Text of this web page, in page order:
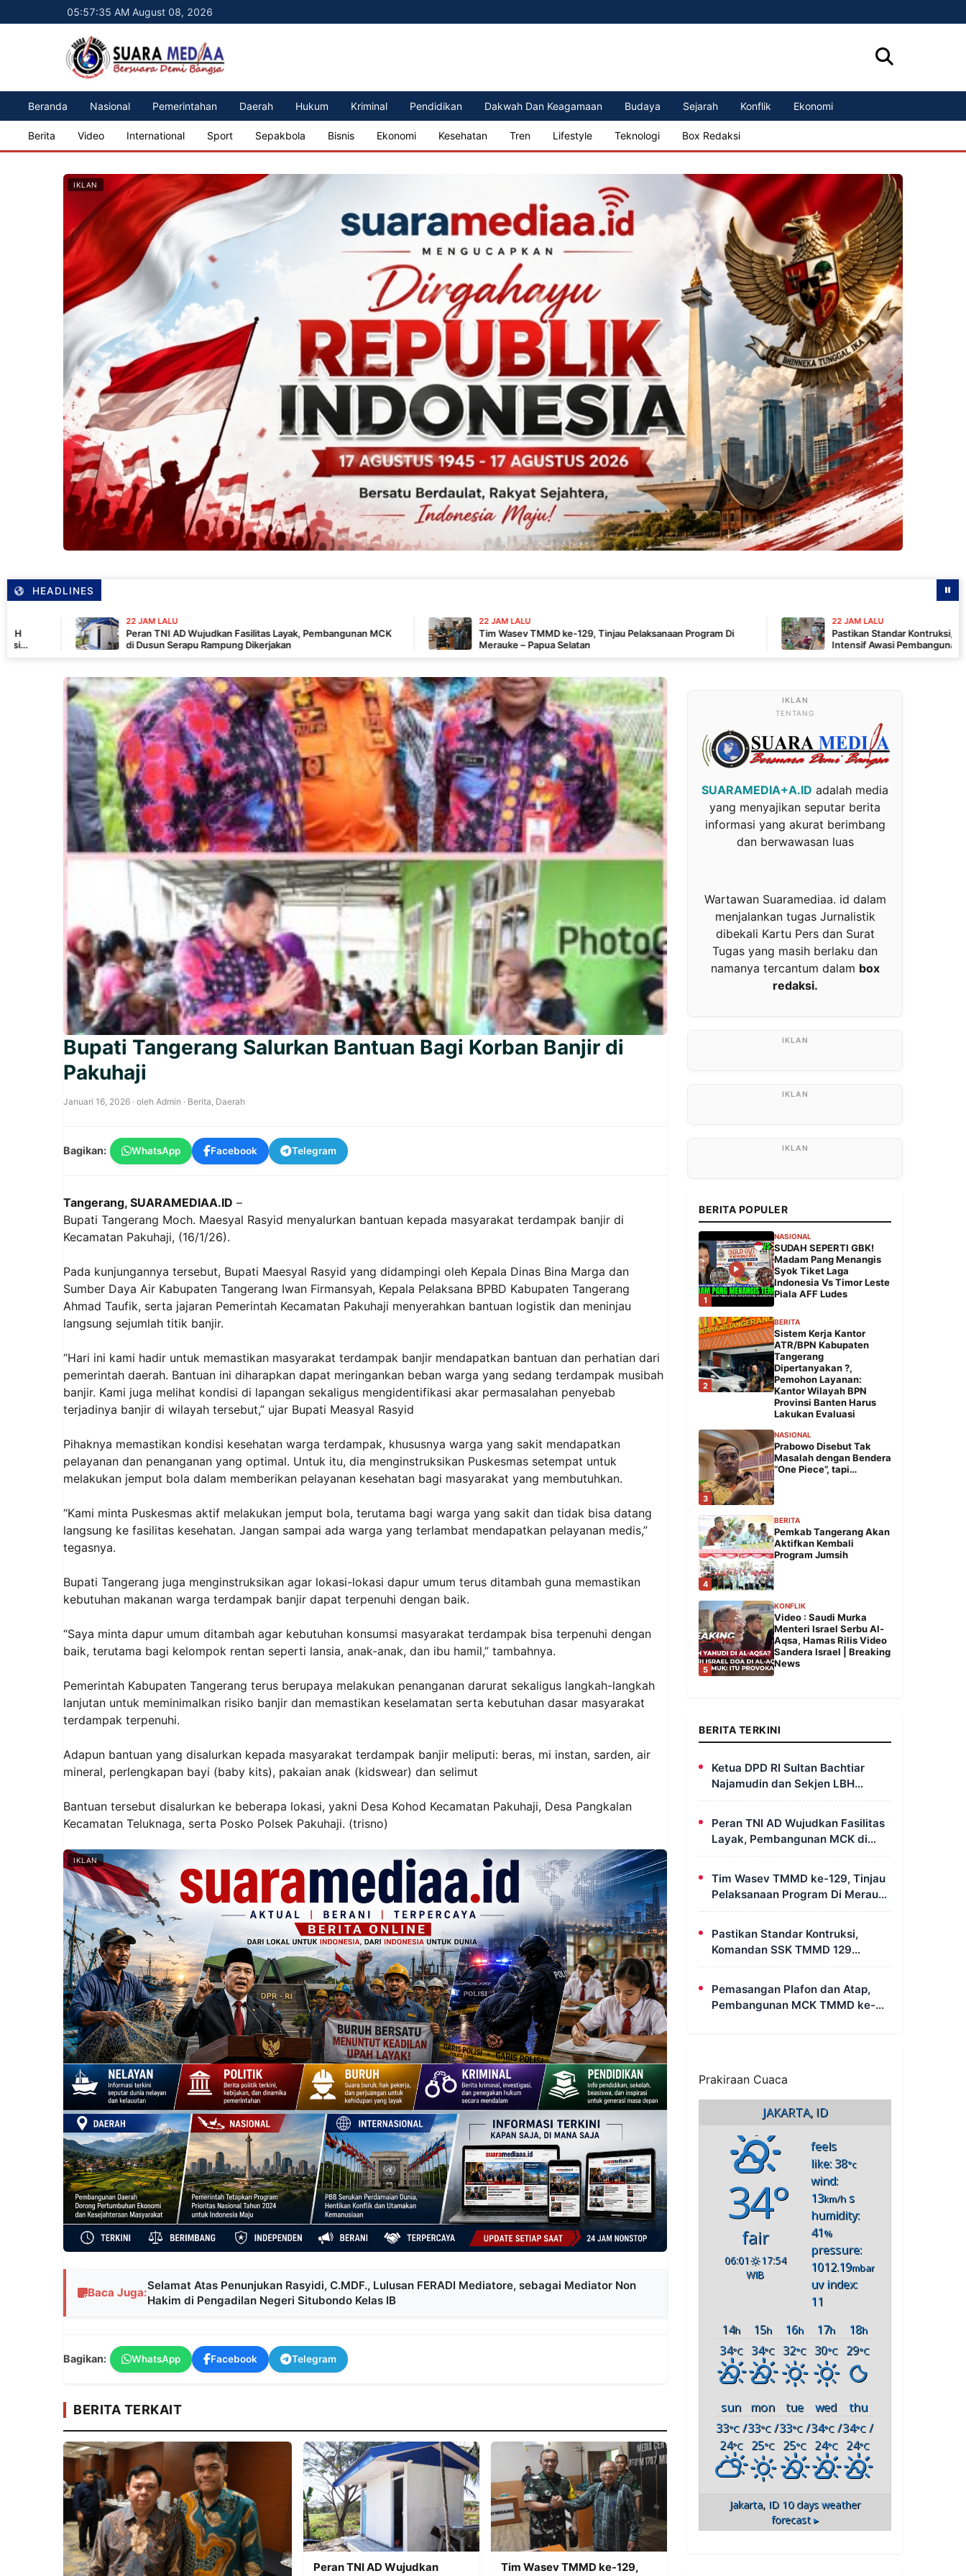
05:57:37 AM August 08, 2026
Beranda Nasional Pemerintahan Daerah Hukum Kriminal Pendidikan Dakwah Dan Keagamaan Budaya Sejarah Konflik Ekonomi
Berita Video International Sport Sepakbola Bisnis Ekonomi Kesehatan Tren Lifestyle Teknologi Box Redaksi
IKLAN
HEADLINES
22 JAM LALU
Peran TNI AD Wujudkan Fasilitas Layak, Pembangunan MCK
di Dusun Serapu Rampung Dikerjakan
22 JAM LALU
Tim Wasev TMMD ke-129, Tinjau Pelaksanaan Program Di
Merauke – Papua Selatan
22 JAM LALU
Pastikan Standar Kontruksi, Komandan SSK TMMD
Intensif Awasi Pembangunan MCK di Wanam
Bupati Tangerang Salurkan Bantuan Bagi Korban Banjir di
Pakuhaji
Januari 16, 2026 · oleh Admin · Berita Daerah
Bagikan: WhatsApp Facebook Telegram
Tangerang, SUARAMEDIAA.ID –
Bupati Tangerang Moch. Maesyal Rasyid menyalurkan bantuan kepada masyarakat terdampak banjir di
Kecamatan Pakuhaji, (16/1/26).
Pada kunjungannya tersebut, Bupati Maesyal Rasyid yang didampingi oleh Kepala Dinas Bina Marga dan
Sumber Daya Air Kabupaten Tangerang Iwan Firmansyah, Kepala Pelaksana BPBD Kabupaten Tangerang
Ahmad Taufik, serta jajaran Pemerintah Kecamatan Pakuhaji menyerahkan bantuan logistik dan meninjau
langsung sejumlah titik banjir.
“Hari ini kami hadir untuk memastikan masyarakat terdampak banjir mendapatkan bantuan dan perhatian dari
pemerintah daerah. Bantuan ini diharapkan dapat meringankan beban warga yang sedang terdampak musibah
banjir. Kami juga melihat kondisi di lapangan sekaligus mengidentifikasi akar permasalahan penyebab
terjadinya banjir di wilayah tersebut,” ujar Bupati Measyal Rasyid
Pihaknya memastikan kondisi kesehatan warga terdampak, khususnya warga yang sakit mendapatkan
pelayanan dan penanganan yang optimal. Untuk itu, dia menginstruksikan Puskesmas setempat untuk
melakukan jemput bola dalam memberikan pelayanan kesehatan bagi masyarakat yang membutuhkan.
“Kami minta Puskesmas aktif melakukan jemput bola, terutama bagi warga yang sakit dan tidak bisa datang
langsung ke fasilitas kesehatan. Jangan sampai ada warga yang terlambat mendapatkan pelayanan medis,”
tegasnya.
Bupati Tangerang juga menginstruksikan agar lokasi-lokasi dapur umum terus ditambah guna memastikan
kebutuhan makanan warga terdampak banjir dapat terpenuhi dengan baik.
“Saya minta dapur umum ditambah agar kebutuhan konsumsi masyarakat terdampak bisa terpenuhi dengan
baik, terutama bagi kelompok rentan seperti lansia, anak-anak, dan ibu hamil,” tambahnya.
Pemerintah Kabupaten Tangerang terus berupaya melakukan penanganan darurat sekaligus langkah-langkah
lanjutan untuk meminimalkan risiko banjir dan memastikan keselamatan serta kebutuhan dasar masyarakat
terdampak terpenuhi.
Adapun bantuan yang disalurkan kepada masyarakat terdampak banjir meliputi: beras, mi instan, sarden, air
mineral, perlengkapan bayi (baby kits), pakaian anak (kidswear) dan selimut
Bantuan tersebut disalurkan ke beberapa lokasi, yakni Desa Kohod Kecamatan Pakuhaji, Desa Pangkalan
Kecamatan Teluknaga, serta Posko Polsek Pakuhaji. (trisno)
IKLAN
Baca Juga:
Selamat Atas Penunjukan Rasyidi, C.MDF., Lulusan FERADI Mediatore, sebagai Mediator Non
Hakim di Pengadilan Negeri Situbondo Kelas IB
Bagikan: WhatsApp Facebook Telegram
BERITA TERKAIT
Peran TNI AD Wujudkan
Tim Wasev TMMD ke-129,
TENTANG
SUARAMEDIA+A.ID adalah media
yang menyajikan seputar berita
informasi yang akurat berimbang
dan berwawasan luas
Wartawan Suaramediaa. id dalam
menjalankan tugas Jurnalistik
dibekali Kartu Pers dan Surat
Tugas yang masih berlaku dan
namanya tercantum dalam box
redaksi.
BERITA POPULER
1
NASIONAL
SUDAH SEPERTI GBK!
Madam Pang Menangis
Syok Tiket Laga
Indonesia Vs Timor Leste
Piala AFF Ludes
2
BERITA
Sistem Kerja Kantor
ATR/BPN Kabupaten
Tangerang
Dipertanyakan ?,
Pemohon Layanan:
Kantor Wilayah BPN
Provinsi Banten Harus
Lakukan Evaluasi
3
NASIONAL
Prabowo Disebut Tak
Masalah dengan Bendera
“One Piece”, tapi…
4
BERITA
Pemkab Tangerang Akan
Aktifkan Kembali
Program Jumsih
5
KONFLIK
Video : Saudi Murka
Menteri Israel Serbu Al-
Aqsa, Hamas Rilis Video
Sandera Israel | Breaking
News
BERITA TERKINI
Ketua DPD RI Sultan Bachtiar
Najamudin dan Sekjen LBH
FERADI Yoshua Rivaldo Bahas
Geopolitik dan Supremasi Hukum
Peran TNI AD Wujudkan Fasilitas
Layak, Pembangunan MCK di
Dusun Serapu Rampung
Dikerjakan
Tim Wasev TMMD ke-129, Tinjau
Pelaksanaan Program Di Merauke
– Papua Selatan
Pastikan Standar Kontruksi,
Komandan SSK TMMD 129
Intensif Awasi Pembangunan
Pemasangan Plafon dan Atap,
Pembangunan MCK TMMD ke-
Prakiraan Cuaca
JAKARTA, ID
34°
fair
06:01
17:54
WIB
feels
like: 38°c
wind:
13km/h s
humidity:
41%
pressure:
1012.19mbar
uv index:
11
14h 15h 16h 17h 18h
34°C 34°C 32°C 30°C 29°C
sun mon tue wed
thu
33°C/
24°C
33°C/
25°C
33°C/
25°C
34°C/
24°C
34°C /
24°C
Jakarta, ID 10 days weather
forecast ▸